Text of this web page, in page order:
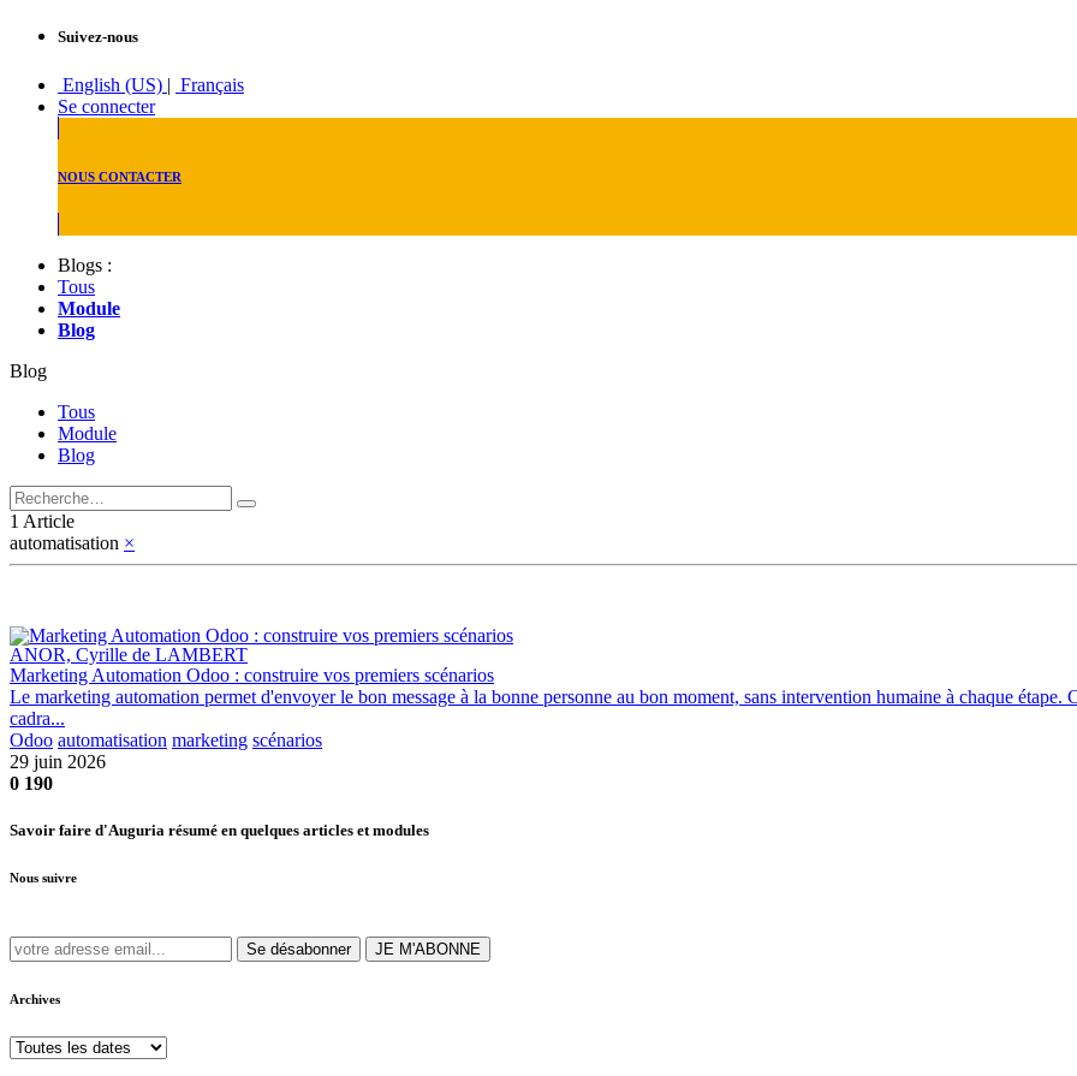
Suivez-nous
English (US) | Français
Se connecter
NOUS CONTACTER
Blogs :
Tous
Module
Blog
Blog
Tous
Module
Blog
1 Article
automatisation ×
ANOR, Cyrille de LAMBERT
Marketing Automation Odoo : construire vos premiers scénarios
Le marketing automation permet d'envoyer le bon message à la bonne personne au bon moment, sans intervention humaine à chaque étape.
cadra...
Odoo automatisation marketing scénarios
29 juin 2026
0 190
Savoir faire d'Auguria résumé en quelques articles et modules
Nous suivre
Se désabonner JE M'ABONNE
Archives